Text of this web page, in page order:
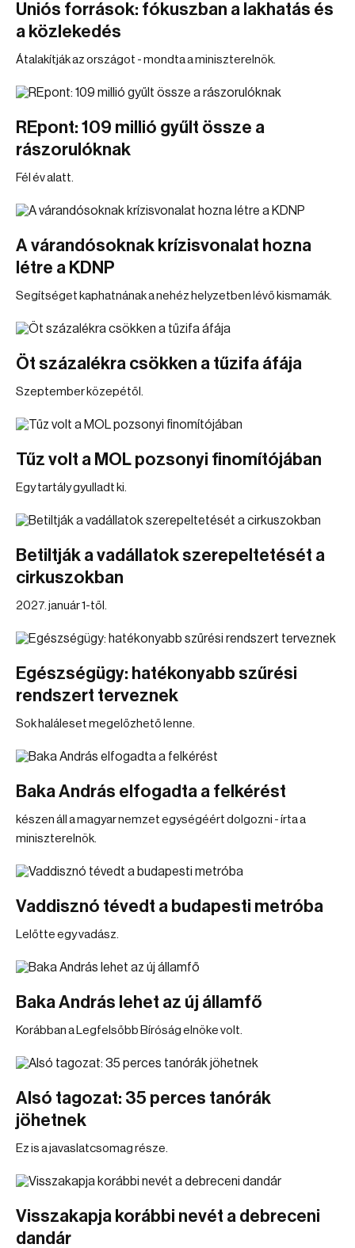
Uniós források: fókuszban a lakhatás és
a közlekedés
Átalakítják az országot - mondta a miniszterelnök.
REpont: 109 millió gyűlt össze a
rászorulóknak
Fél év alatt.
A várandósoknak krízisvonalat hozna
létre a KDNP
Segítséget kaphatnának a nehéz helyzetben lévő kismamák.
Öt százalékra csökken a tűzifa áfája
Szeptember közepétől.
Tűz volt a MOL pozsonyi finomítójában
Egy tartály gyulladt ki.
Betiltják a vadállatok szerepeltetését a
cirkuszokban
2027. január 1-től.
Egészségügy: hatékonyabb szűrési
rendszert terveznek
Sok haláleset megelőzhető lenne.
Baka András elfogadta a felkérést
készen áll a magyar nemzet egységéért dolgozni - írta a
miniszterelnök.
Vaddisznó tévedt a budapesti metróba
Lelőtte egy vadász.
Baka András lehet az új államfő
Korábban a Legfelsőbb Bíróság elnöke volt.
Alsó tagozat: 35 perces tanórák
jöhetnek
Ez is a javaslatcsomag része.
Visszakapja korábbi nevét a debreceni
dandár